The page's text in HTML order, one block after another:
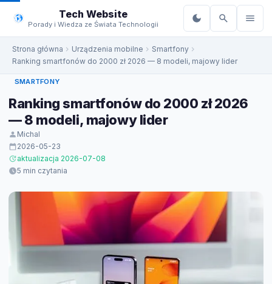
do
treści
Tech Website
Porady i Wiedza ze Świata Technologii
Strona główna Urządzenia mobilne
Smartfony
Ranking smartfonów do 2000 zł 2026 — 8 modeli, majowy lider
SMARTFONY
Ranking smartfonów do 2000 zł 2026
— 8 modeli, majowy lider
Michal
2026-05-23
aktualizacja 2026-07-08
5 min czytania